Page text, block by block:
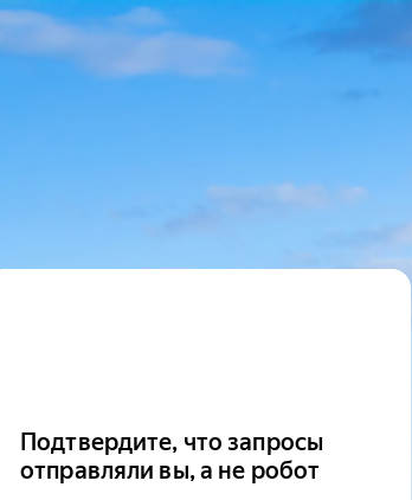
Подтвердите, что запросы
отправляли вы, а не робот